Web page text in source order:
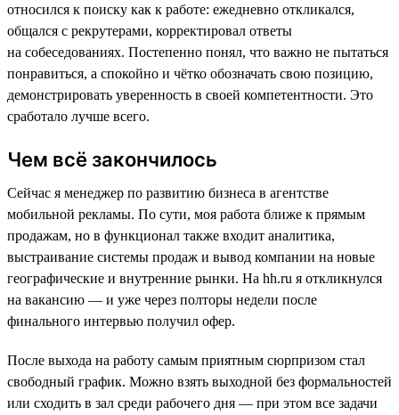
относился к поиску как к работе: ежедневно откликался,
общался с рекрутерами, корректировал ответы
на собеседованиях. Постепенно понял, что важно не пытаться
понравиться, а спокойно и чётко обозначать свою позицию,
демонстрировать уверенность в своей компетентности. Это
сработало лучше всего.
Чем всё закончилось
Сейчас я менеджер по развитию бизнеса в агентстве
мобильной рекламы. По сути, моя работа ближе к прямым
продажам, но в функционал также входит аналитика,
выстраивание системы продаж и вывод компании на новые
географические и внутренние рынки. На hh.ru я откликнулся
на вакансию — и уже через полторы недели после
финального интервью получил офер.
После выхода на работу самым приятным сюрпризом стал
свободный график. Можно взять выходной без формальностей
или сходить в зал среди рабочего дня — при этом все задачи